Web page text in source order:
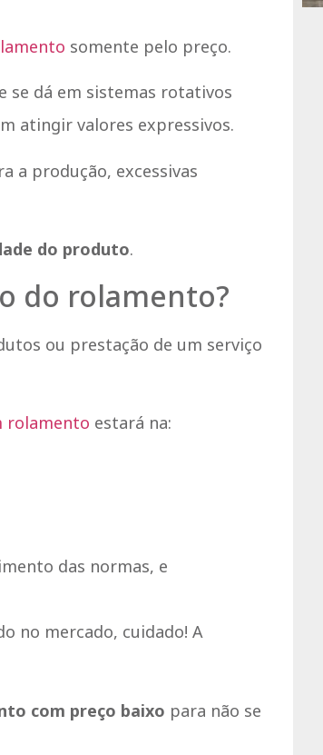
somente pelo preço.
se dá em sistemas rotativos
atingir valores expressivos.
a produção, excessivas
do produto.
do rolamento?
ou prestação de um serviço
rolamento estará na:
das normas, e
no mercado, cuidado! A
com preço baixo para não se